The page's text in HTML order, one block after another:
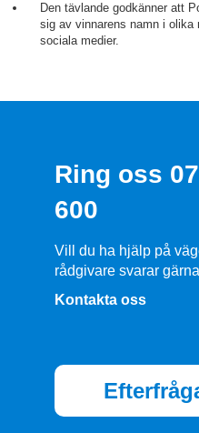
Den tävlande godkänner att
sig av vinnarens namn i olika
sociala medier.
Ring oss
600
Vill du ha hjälp på
rådgivare svarar
Kontakta oss